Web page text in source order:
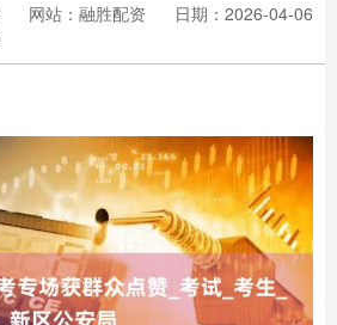
网站：融胜配资
日期：2026-04-06